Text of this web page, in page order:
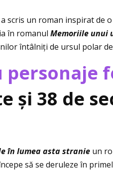
a scris un roman inspirat de
în romanul Memoriile unui
întâlniţi de ursul polar
personaje
și 38 de
în lumea asta stranie un
să se deruleze în